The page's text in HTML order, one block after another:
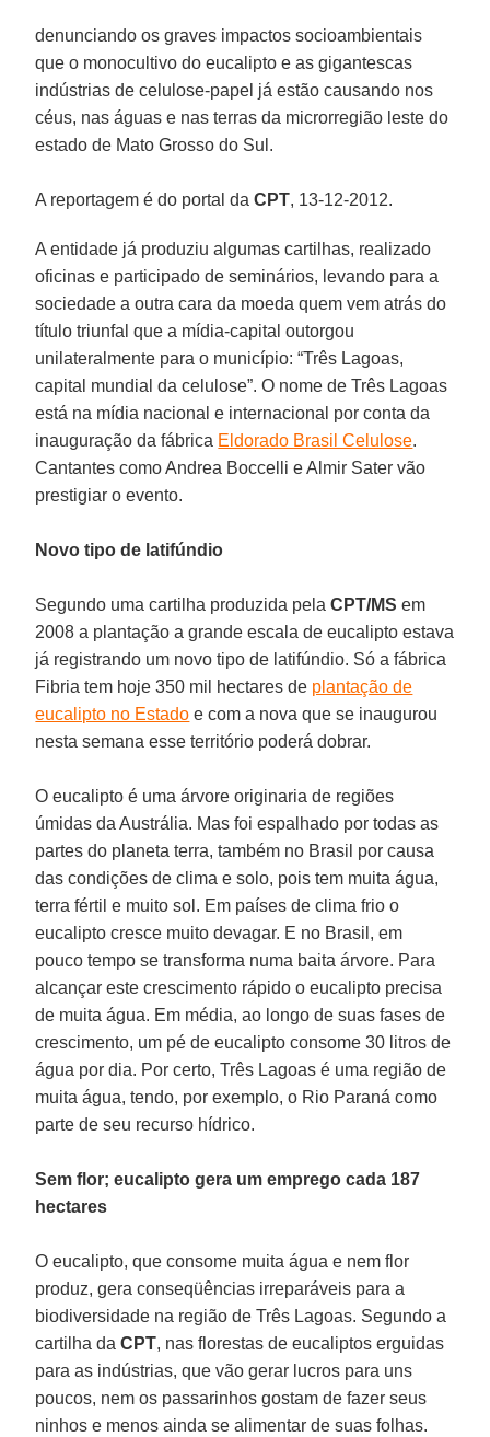
denunciando os graves impactos socioambientais
que o monocultivo do eucalipto e as gigantescas
indústrias de celulose-papel já estão causando nos
céus, nas águas e nas terras da microrregião leste do
estado de Mato Grosso do Sul.
A reportagem é do portal daCPT, 13-12-2012.
A entidade já produziu algumas cartilhas, realizado
oficinas e participado de seminários, levando para a
sociedade a outra cara da moeda quem vem atrás do
título triunfal que a mídia-capital outorgou
unilateralmente para o município: “Três Lagoas,
capital mundial da celulose”. O nome de Três Lagoas
está na mídia nacional e internacional por conta da
inauguração da fábrica Eldorado Brasil Celulose.
Cantantes como Andrea Boccelli e Almir Sater vão
prestigiar o evento.
Novo tipo de latifúndio
Segundo uma cartilha produzida pelaCPT/MS em
2008 a plantação a grande escala de eucalipto estava
já registrando um novo tipo de latifúndio. Só a fábrica
Fibria tem hoje 350 mil hectares de plantação de
eucalipto no Estado e com a nova que se inaugurou
nesta semana esse território poderá dobrar.
O eucalipto é uma árvore originaria de regiões
úmidas da Austrália. Mas foi espalhado por todas as
partes do planeta terra, também no Brasil por causa
das condições de clima e solo, pois tem muita água,
terra fértil e muito sol. Em países de clima frio o
eucalipto cresce muito devagar. E no Brasil, em
pouco tempo se transforma numa baita árvore. Para
alcançar este crescimento rápido o eucalipto precisa
de muita água. Em média, ao longo de suas fases de
crescimento, um pé de eucalipto consome 30 litros de
água por dia. Por certo, Três Lagoas é uma região de
muita água, tendo, por exemplo, o Rio Paraná como
parte de seu recurso hídrico.
Sem flor; eucalipto gera um emprego cada 187
hectares
O eucalipto, que consome muita água e nem flor
produz, gera conseqüências irreparáveis para a
biodiversidade na região de Três Lagoas. Segundo a
cartilha daCPT, nas florestas de eucaliptos erguidas
para as indústrias, que vão gerar lucros para uns
poucos, nem os passarinhos gostam de fazer seus
ninhos e menos ainda se alimentar de suas folhas.